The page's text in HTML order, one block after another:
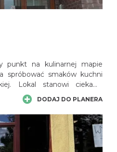
punkt na kulinarnej mapie
spróbować smaków kuchni
Lokal stanowi ciekawą
restauracji, oferując dania
Wschodu.
DODAJ DO PLANERA